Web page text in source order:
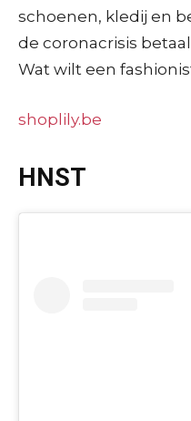
schoenen, kledij en
de coronacrisis
Wat wilt een
shoplily.be
HNST